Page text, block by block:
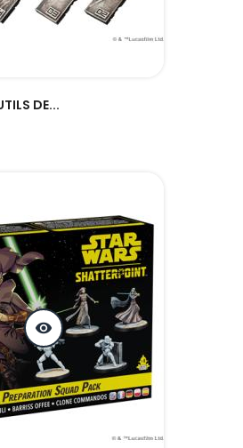
DE...
visibility